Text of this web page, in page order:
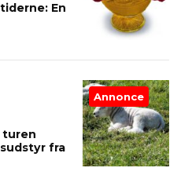
En
turen
fra
Annonce